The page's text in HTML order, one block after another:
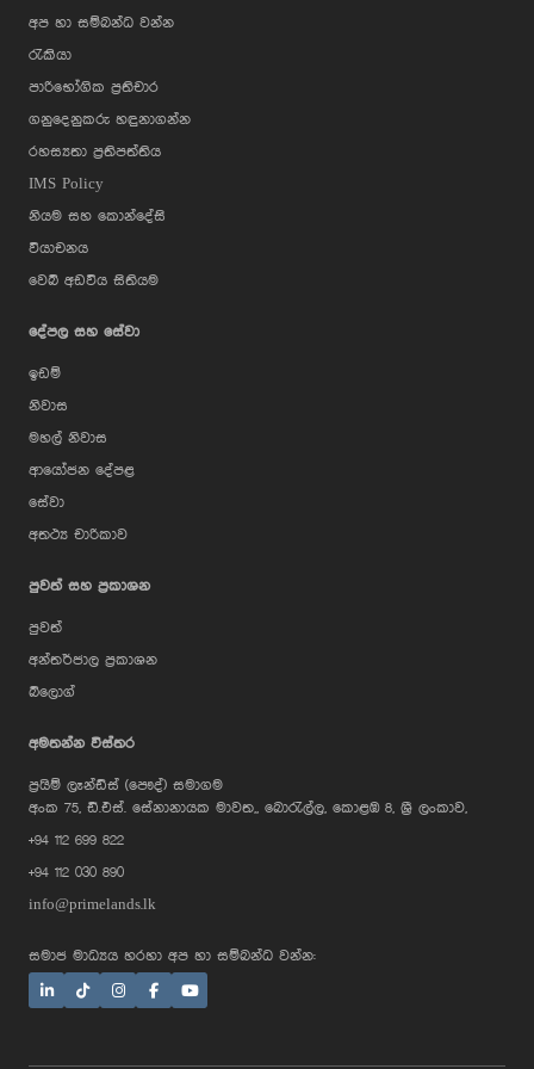
අප හා සම්බන්ධ වන්න
රැකියා
පාරිභෝගික ප්‍රතිචාර
ගනුදෙනුකරු හඳුනාගන්න
රහස්‍යතා ප්‍රතිපත්තිය
IMS Policy
නියම සහ කොන්දේසි
වියාචනය
වෙබ් අඩවිය සිතියම
දේපල සහ සේවා
ඉඩම්
නිවාස
මහල් නිවාස
ආයෝජන දේපළ
සේවා
අතථ්‍ය චාරිකාව
පුවත් සහ ප්‍රකාශන
පුවත්
අන්තර්ජාල ප්‍රකාශන
බ්ලොග්
අමතන්න විස්තර
ප්‍රයිම් ලෑන්ඩ්ස් (පෞද්) සමාගම
අංක 75, ඩී.එස්. සේනානායක මාවත,, බොරැල්ල, කොළඹ 8, ශ්‍රී ලංකාව,
+94 112 699 822
+94 112 030 890
info@primelands.lk
සමාජ මාධ්‍යය හරහා අප හා සම්බන්ධ වන්න:
Hi, I'm Prime Bee, Your AI